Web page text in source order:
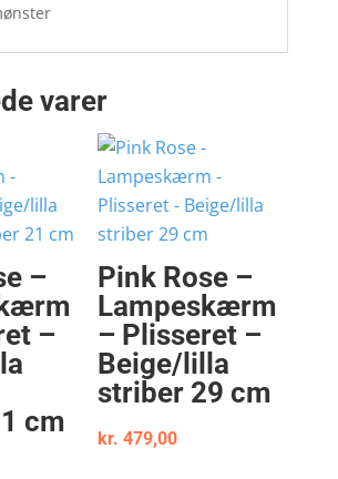
varer
–
–
cm
Pink Rose –
Lampeskærm
– Plisseret –
Beige/lilla
striber 29 cm
kr. 479,00